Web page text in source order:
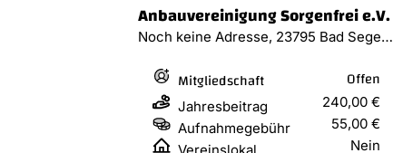
Anbauvereinigung Sorgenfrei e.V.
Noch keine Adresse, 23795 Bad Segeberg
Mitgliedschaft Offen
Jahresbeitrag
240,00 €
Aufnahmegebühr
55,00 €
Nein